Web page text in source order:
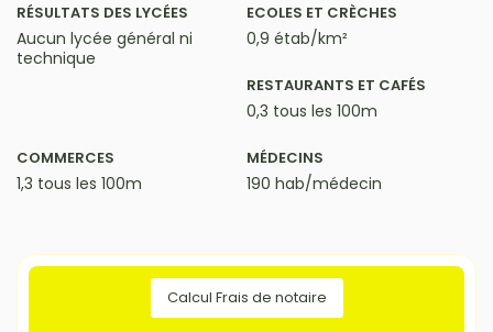
RÉSULTATS DES LYCÉES
Aucun lycée général ni
technique
ECOLES ET CRÈCHES
0,9 étab/km²
RESTAURANTS ET CAFÉS
0,3 tous les 100m
COMMERCES
1,3 tous les 100m
MÉDECINS
190 hab/médecin
Calcul Frais de notaire